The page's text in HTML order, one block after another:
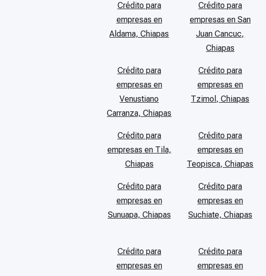
Crédito para
empresas en
Aldama, Chiapas
Crédito para
empresas en San
Juan Cancuc,
Chiapas
Crédito para
empresas en
Venustiano
Carranza, Chiapas
Crédito para
empresas en
Tzimol, Chiapas
Crédito para
empresas en Tila,
Chiapas
Crédito para
empresas en
Teopisca, Chiapas
Crédito para
empresas en
Sunuapa, Chiapas
Crédito para
empresas en
Suchiate, Chiapas
Crédito para
empresas en
Crédito para
empresas en